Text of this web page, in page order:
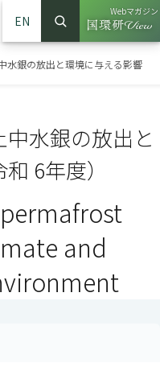
EN
サイト内検索
検索
Webマガジン
（別ウイ
水銀の放出と環境に与える影響
水銀の放出と
6年度）
and